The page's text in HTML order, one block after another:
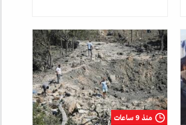
منذ 9 ساعات